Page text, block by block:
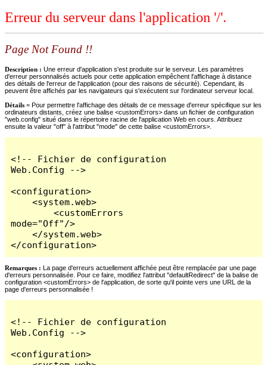
Erreur du serveur dans l'application '/'.
Page Not Found !!
Description : Une erreur d'application s'est produite sur le serveur. Les paramètres
d'erreur personnalisés actuels pour cette application empêchent l'affichage à distance
des détails de l'erreur de l'application (pour des raisons de sécurité). Cependant, ils
peuvent être affichés par les navigateurs qui s'exécutent sur l'ordinateur serveur local.
Détails = Pour permettre l'affichage des détails de ce message d'erreur spécifique sur les
ordinateurs distants, créez une balise <customErrors> dans un fichier de configuration
"web.config" situé dans le répertoire racine de l'application Web en cours. Attribuez
ensuite la valeur "off" à l'attribut "mode" de cette balise <customErrors>.
<!-- Fichier de configuration
Web.Config -->
<configuration>
    <system.web>
        <customErrors
mode="Off"/>
    </system.web>
</configuration>
Remarques : La page d'erreurs actuellement affichée peut être remplacée par une page
d'erreurs personnalisée. Pour ce faire, modifiez l'attribut "defaultRedirect" de la balise de
configuration <customErrors> de l'application, de sorte qu'il pointe vers une URL de la
page d'erreurs personnalisée !
<!-- Fichier de configuration
Web.Config -->
<configuration>